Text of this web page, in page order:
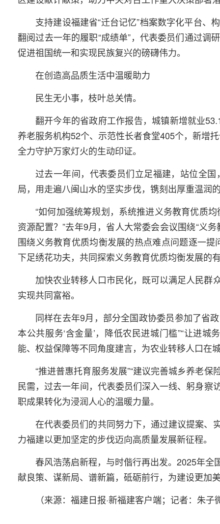
支持建设福建省“迁台记忆”档案数字化平台
翻阅过去一年的履职“成绩单”，代表委员们通过
促进祖国统一和实现民族复兴的磅礴伟力。
在创造高品质生活中温暖助力
民生无小事，枝叶总关情。
翻开今年的省政府工作报告，城镇新增就业
养老服务机构52个、示范性长者食堂405个，新
全力守护万家灯火的生动印证。
过去一年间，代表委员们立足福建，站位全
局，用走遍八闽山水的坚实步伐，镌刻出厚重温润
“如何加强统筹规划，系统推进义务教育优质
资源配置？”去年9月，省人大常委会会议围绕“义
围绕义务教育优质均衡发展的热点难点问题逐一提
下足绣花功夫，共同探索义务教育优质均衡发展的
加快农业转移人口市民化，既可以满足人民群
实现共同富裕。
同样在去年9月，部分全国政协委员参加了省
本公共服务‘含金量’，降低农民进城门槛”“让进
能、权益保障等不同角度建言，为农业转移人口在
“推进普惠托育服务发展”“建议完善城乡养老
民需，过去一年间，代表委员们深入一线、躬身
职成果转化为浸润人心的温暖力量。
在代表委员们的共同努力下，通过建议提案、
力福建以更加坚定的步伐迈向高质量发展新征程。
春风浩荡启新程，与时偕行再出发。2025年
献良策、谋新局、谱新篇，砥砺前行，为建设更加
（来源：福建日报·新福建客户端；记者：朱子